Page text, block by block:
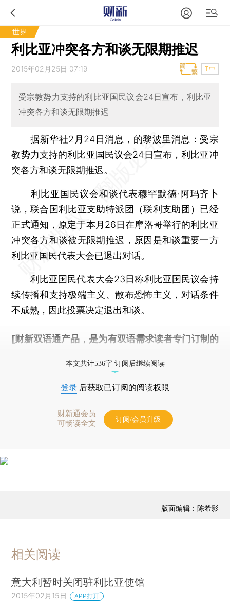
世界
利比亚冲突各方和谈无限期推迟
2015年02月25日 07:19 T中
受宗教势力支持的利比亚国民议会24日宣布，利比亚
冲突各方和谈无限期推迟
据新华社2月24日消息，的黎波里消息：受宗
教势力支持的利比亚国民议会24日宣布，利比亚冲
突各方和谈无限期推迟。
利比亚国民议会和谈代表穆罕默德·阿玛齐卜
说，联合国利比亚支助特派团（联利支助团）已经
正式通知，原定于本月26日在摩洛哥举行的利比亚
冲突各方和谈被无限期推迟，原因是和谈重要一方
利比亚国民代表大会已退出对话。
利比亚国民代表大会23日称利比亚国民议会持
续传播和支持极端主义、散布恐怖主义，对话条件
不成熟，因此投票决定退出和谈。
[财新双语通产品，是为有双语需求读者专门订制的
本文共计536字 订阅后继续阅读
登录 后获取已订阅的阅读权限
财新通会员
可畅读全文
订阅/会员升级
版面编辑：陈希影
相关阅读
意大利暂时关闭驻利比亚使馆
2015年02月15日 APP打开